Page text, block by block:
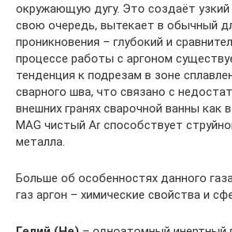
окружающую дугу. Это создаёт узкий
свою очередь, вытекает в обычный
проникновения – глубокий и
процессе работы с аргоном
тенденция к подрезам в зоне
сварного шва, что связано с
внешних гранях сварочной ванны как
MAG чистый Ar способствует
металла.
Больше об особенностях данного
газ аргон – химические свойства и